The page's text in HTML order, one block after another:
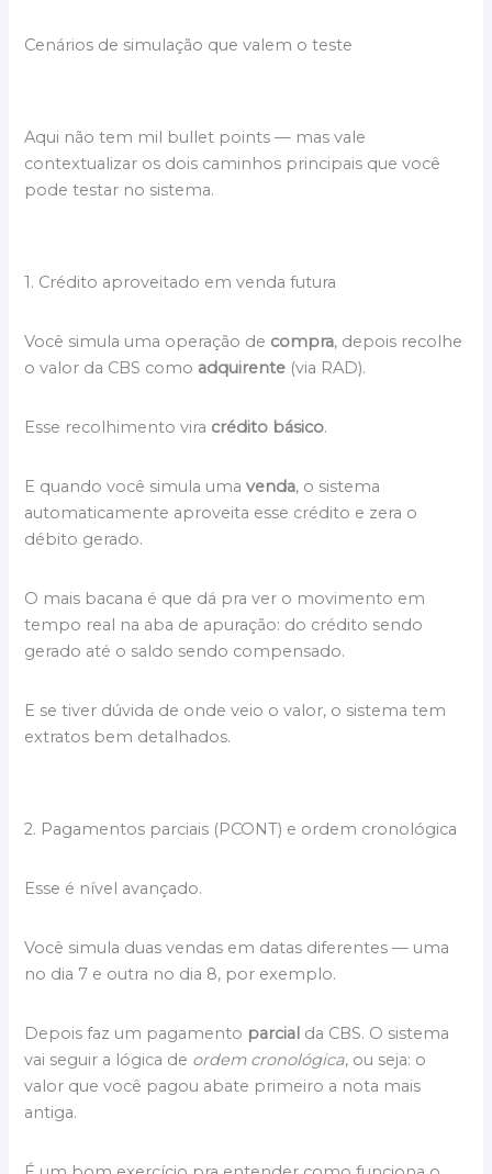
Cenários de simulação que valem o teste
Aqui não tem mil bullet points — mas vale
contextualizar os dois caminhos principais que você
pode testar no sistema.
1. Crédito aproveitado em venda futura
Você simula uma operação de compra, depois recolhe
o valor da CBS como adquirente (via RAD).
Esse recolhimento vira crédito básico.
E quando você simula umavenda, o sistema
automaticamente aproveita esse crédito e zera o
débito gerado.
O mais bacana é que dá pra ver o movimento em
tempo real na aba de apuração: do crédito sendo
gerado até o saldo sendo compensado.
E se tiver dúvida de onde veio o valor, o sistema tem
extratos bem detalhados.
2. Pagamentos parciais (PCONT) e ordem cronológica
Esse é nível avançado.
Você simula duas vendas em datas diferentes — uma
no dia 7 e outra no dia 8, por exemplo.
Depois faz um pagamento parcial da CBS. O sistema
vai seguir a lógica de ordem cronológica, ou seja: o
valor que você pagou abate primeiro a nota mais
antiga.